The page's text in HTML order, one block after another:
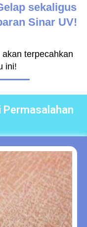
sekaligus
Sinar UV!
terpecahkan
ini!
Permasalahan